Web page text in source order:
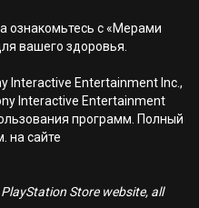
ознакомьтесь с «Мерами
вашего здоровья.
Interactive Entertainment Inc.,
Interactive Entertainment
программ. Полный
на сайте
Store website, all